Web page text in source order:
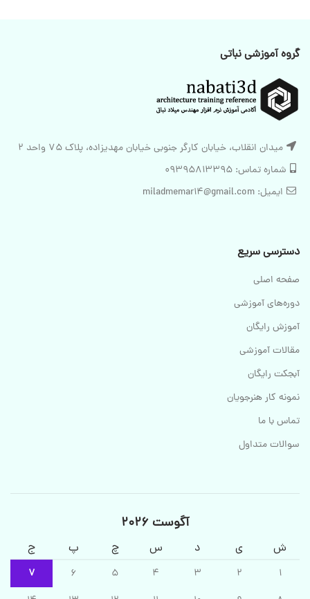
گروه آموزشی نباتی
میدان انقلاب، خیابان کارگر جنوبی خیابان مهدیزاده، پلاک 75 واحد 2
شماره تماس: 09395813395
ایمیل: miladmemar14@gmail.com
دسترسی سریع
صفحه اصلی
دوره‌های آموزشی
آموزش رایگان
مقالات آموزشی
آبجکت رایگان
نمونه کار هنرجویان
تماس با ما
سوالات متداول
آگوست 2026
ش ی د س چ پ ج
1
2
3
4
5
6
7